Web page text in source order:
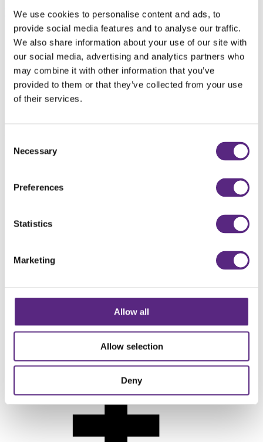
We use cookies to personalise content and ads, to
provide social media features and to analyse our traffic.
We also share information about your use of our site with
our social media, advertising and analytics partners who
may combine it with other information that you’ve
provided to them or that they’ve collected from your use
of their services.
Selection
Necessary
Preferences
Statistics
Marketing
Allow all
Allow selection
Deny
Bomenparade aan de Waal